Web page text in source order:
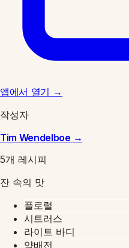
앱에서 열기 →
작성자
Tim Wendelboe →
5개 레시피
잔 속의 맛
플로럴
시트러스
라이트 바디
약배전